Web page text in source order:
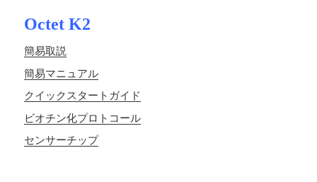
Octet K2
簡易取説
簡易マニュアル
クイックスタートガイド
ビオチン化プロトコール
センサーチップ